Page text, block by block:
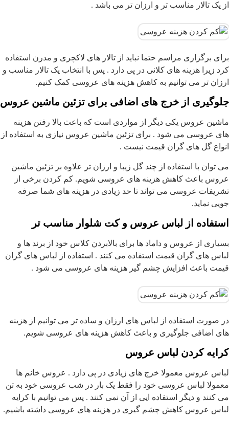
از یک تالار مناسب تر و ارزان تر می باشد .
برای برگزاری مراسم حتما نباید از تالار های لاکچری و مدرن استفاده
کرد زیرا هزینه های کلانی در پی دارد . پس با انتخاب یک تالار مناسب و
ارزان تر می توانیم به کاهش هزینه های عروسی کمک کنیم.
جلوگیری از خرج های اضافی برای تزئین ماشین عروس
ماشین عروس یکی دیگر از مواردی است که باعث بالا رفتن هزینه
های عروسی می شود . برای تزئین ماشین عروس نیازی به استفاده از
انواع گل های گران قیمت نیست .
می توان با استفاده از چند گل زیبا و ارزان تر علاوه بر تزئین ماشین
عروس باعث کاهش هزینه های عروسی شویم. کم کردن برخی از
تشریفات عروسی می تواند تا حد زیادی در هزینه های شما صرفه
جویی نماید.
استفاده از لباس عروس و کت شلوار مناسب تر
بسیاری از عروس و داماد ها برای بالابردن کلاس خود از برند ها و
لباس های گران قیمت استفاده می کنند . استفاده از لباس های گران
قیمت باعث افزایش چشم گیر هزینه های عروسی می شود .
در صورت استفاده از لباس های ارزان و ساده تر می توانیم از هزینه
های اضافی جلوگیری و باعث کاهش هزینه های عروسی شویم.
کرایه کردن لباس عروس
لباس عروس معمولا خرج های زیادی در پی دارد . عروس خانم ها
معمولا لباس عروسی خود را فقط یک بار در شب عروسی خود به تن
می کنند و دیگر استفاده ایی از آن نمی کنند . پس می توانیم با کرایه
لباس عروس کاهش چشم گیری در هزینه های عروسی داشته باشیم.